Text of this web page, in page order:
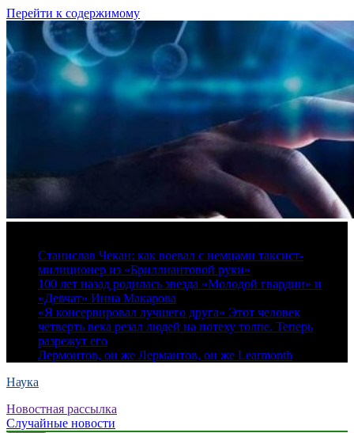
Перейти к содержимому
Станислав Чекан: как воевал с немцами таксист-
милиционер из «Бриллиантовой руки»
100 лет назад родилась звезда «Молодой гвардии» и
«Девчат» Инна Макарова
«Я консервировал лучшего друга» Этот человек
четверть века резал людей на потеху толпе. Теперь
разрежут его
Лермонтов, он же Лермантов, он же Learmonth
Наука
Новостная рассылка
Случайные новости